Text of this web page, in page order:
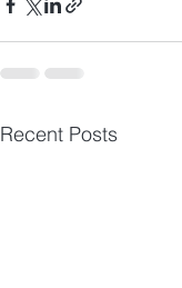
Recent Posts